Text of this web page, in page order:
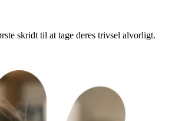
skridt til at tage deres trivsel alvorligt.